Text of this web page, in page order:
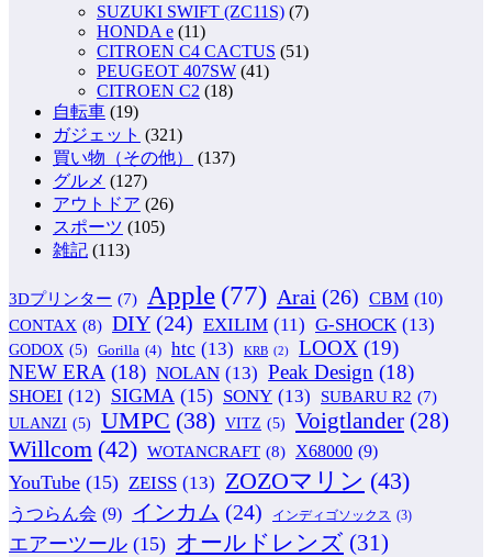
SUZUKI SWIFT (ZC11S) (7)
HONDA e (11)
CITROEN C4 CACTUS (51)
PEUGEOT 407SW (41)
CITROEN C2 (18)
自転車 (19)
ガジェット (321)
買い物（その他）
(137)
グルメ (127)
アウトドア (26)
スポーツ (105)
雑記 (113)
3Dプリンター (7) Apple (77) Arai (26) CBM (10)
CONTAX (8) DIY (24) EXILIM (11) G-SHOCK (13)
GODOX (5) Gorilla (4) htc (13) KRB (2) LOOX (19)
NEW ERA (18) NOLAN (13) Peak Design (18)
SHOEI (12) SIGMA (15) SONY (13) SUBARU R2 (7)
ULANZI (5) UMPC (38) VITZ (5) Voigtlander (28)
Willcom (42) WOTANCRAFT (8) X68000 (9)
YouTube (15) ZEISS (13) ZOZOマリン (43)
うつらん会 (9) インカム (24) インディゴソックス (3)
エアーツール (15) オールドレンズ (31)